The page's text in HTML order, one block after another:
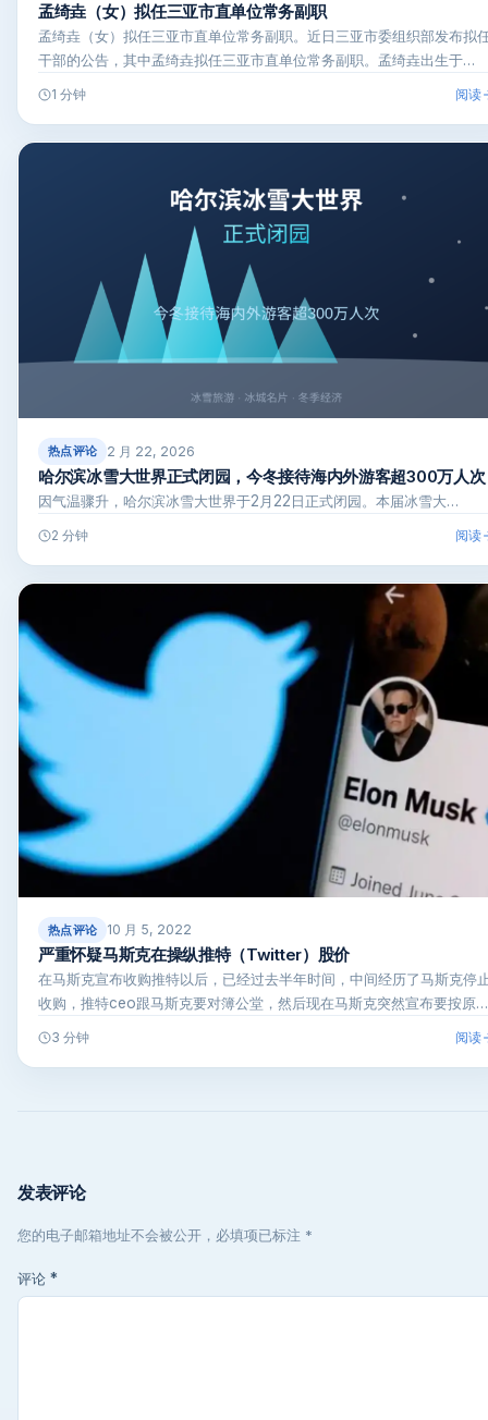
孟绮垚（女）拟任三亚市直单位常务副职
孟绮垚（女）拟任三亚市直单位常务副职。近日三亚市委组织部发布拟
干部的公告，其中孟绮垚拟任三亚市直单位常务副职。孟绮垚出生于
198…
1 分钟 阅读
热点评论 2 月 22, 2026
哈尔滨冰雪大世界正式闭园，今冬接待海内外游客超300万人次
因气温骤升，哈尔滨冰雪大世界于2月22日正式闭园。本届冰雪大…
2 分钟 阅读
热点评论 10 月 5, 2022
严重怀疑马斯克在操纵推特（Twitter）股价
在马斯克宣布收购推特以后，已经过去半年时间，中间经历了马斯克停
收购，推特ceo跟马斯克要对簿公堂，然后现在马斯克突然宣布要按原
3 分钟 阅读
发表评论
您的电子邮箱地址不会被公开，必填项已标注 *
评论 *